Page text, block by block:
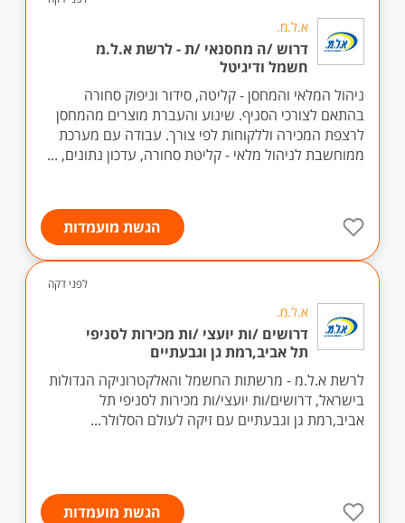
א.ל.מ.
דרוש /ה מחסנאי /ת - לרשת א.ל.מ
חשמל ודיגיטל
ניהול המלאי והמחסן - קליטה, סידור וניפוק סחורה
בהתאם לצורכי הסניף. שינוע והעברת מוצרים מהמחסן
לרצפת המכירה וללקוחות לפי צורך. עבודה עם מערכת
ממוחשבת לניהול מלאי - קליטת סחורה, עדכון נתונים, ...
הגשת מועמדות
לפני דקה
א.ל.מ.
דרושים /ות יועצי /ות מכירות לסניפי
תל אביב,רמת גן וגבעתיים
לרשת א.ל.מ - מרשתות החשמל והאלקטרוניקה הגדולות
בישראל, דרושים/ות יועצי/ות מכירות לסניפי תל
אביב,רמת גן וגבעתיים עם זיקה לעולם הסלולר...
הגשת מועמדות